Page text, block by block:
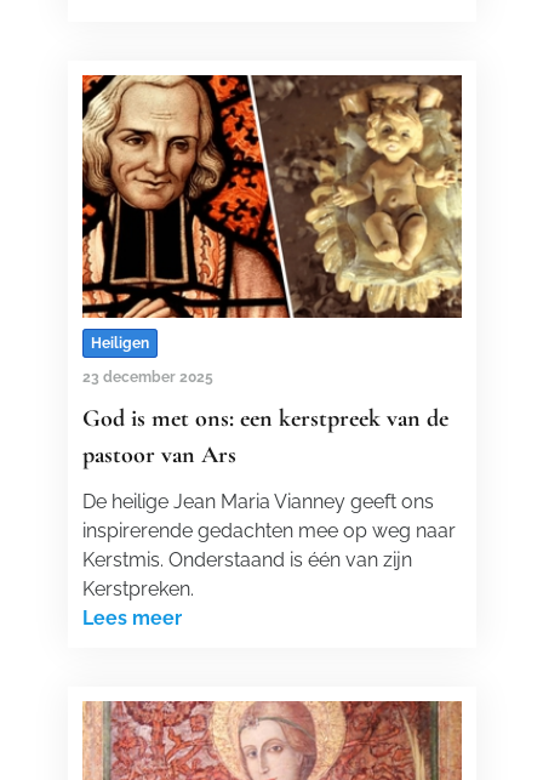
Heiligen
23 december 2025
God is met ons: een kerstpreek van de
pastoor van Ars
De heilige Jean Maria Vianney geeft ons
inspirerende gedachten mee op weg naar
Kerstmis. Onderstaand is één van zijn
Kerstpreken.
Lees meer